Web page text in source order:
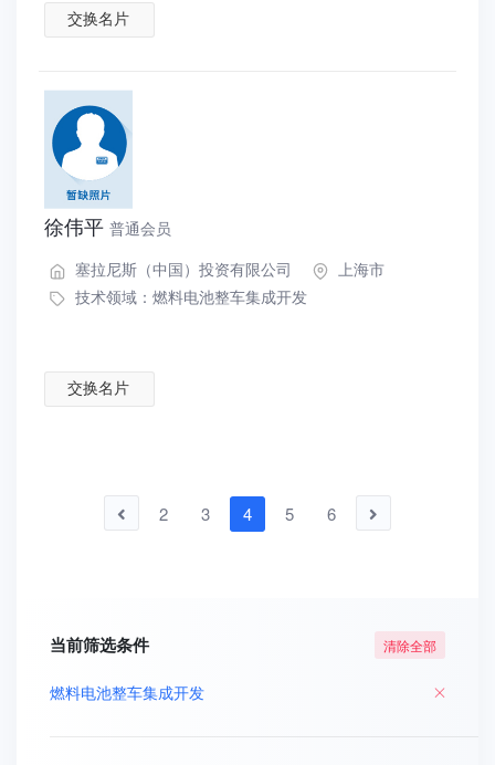
交换名片
徐伟平 普通会员
塞拉尼斯（中国）投资有限公司
上海市
技术领域： 燃料电池整车集成开发
交换名片
2 3 4 5 6
当前筛选条件 清除全部
燃料电池整车集成开发